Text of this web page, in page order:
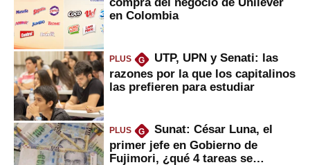
en Colombia
PLUS G
UTP, UPN y Senati: las
razones por la que los capitalinos
las prefieren para estudiar
PLUS G
Sunat: César Luna, el
primer jefe en Gobierno de
Fujimori, ¿qué 4 tareas se